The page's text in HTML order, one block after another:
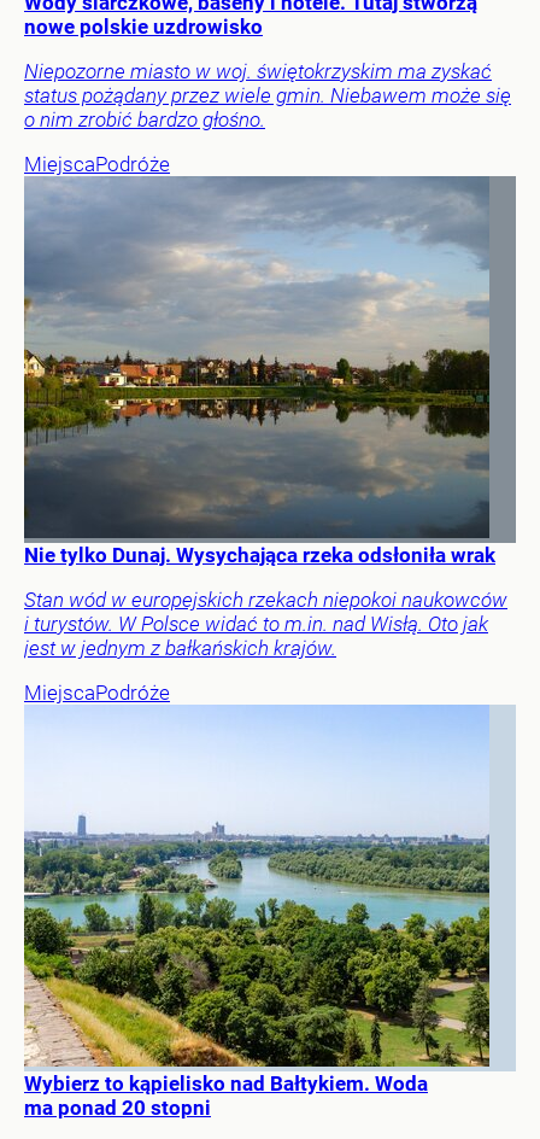
nowe polskie uzdrowisko
Niepozorne miasto w woj. świętokrzyskim ma zyskać
status pożądany przez wiele gmin. Niebawem może się
o nim zrobić bardzo głośno.
MiejscaPodróże
Nie tylko Dunaj. Wysychająca rzeka odsłoniła wrak
Stan wód w europejskich rzekach niepokoi naukowców
i turystów. W Polsce widać to m.in. nad Wisłą. Oto jak
jest w jednym z bałkańskich krajów.
MiejscaPodróże
Wybierz to kąpielisko nad Bałtykiem. Woda
ma ponad 20 stopni